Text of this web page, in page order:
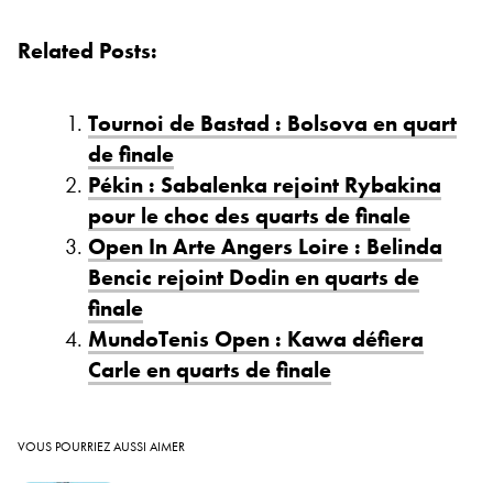
Related Posts:
Tournoi de Bastad : Bolsova en quart
de finale
Pékin : Sabalenka rejoint Rybakina
pour le choc des quarts de finale
Open In Arte Angers Loire : Belinda
Bencic rejoint Dodin en quarts de
finale
MundoTenis Open : Kawa défiera
Carle en quarts de finale
VOUS POURRIEZ AUSSI AIMER